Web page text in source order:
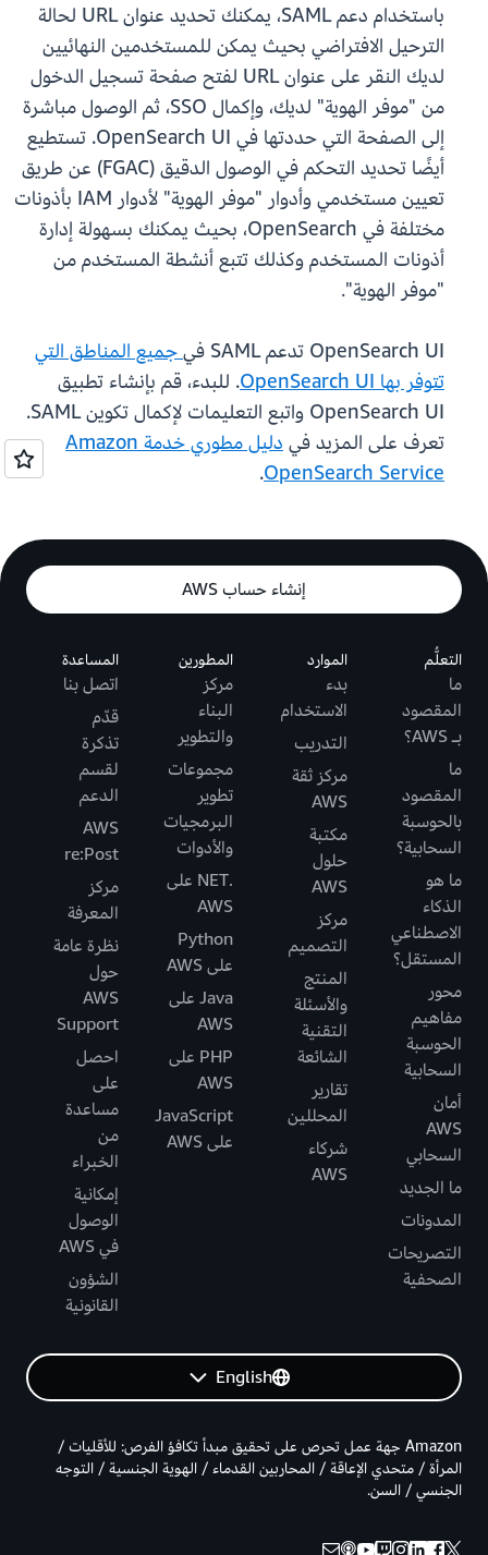
باستخدام دعم SAML، يمكنك تحديد عنوان URL لحالة
الترحيل الافتراضي بحيث يمكن للمستخدمين النهائيين
لديك النقر على عنوان URL لفتح صفحة تسجيل الدخول
من "موفر الهوية" لديك، وإكمال SSO، ثم الوصول مباشرة
إلى الصفحة التي حددتها في OpenSearch UI. تستطيع
أيضًا تحديد التحكم في الوصول الدقيق (FGAC) عن طريق
تعيين مستخدمي وأدوار "موفر الهوية" لأدوار IAM بأذونات
مختلفة في OpenSearch، بحيث يمكنك بسهولة إدارة
أذونات المستخدم وكذلك تتبع أنشطة المستخدم من
"موفر الهوية".
OpenSearch UI تدعم SAML في
جميع المناطق التي
تتوفر بها OpenSearch UI
. للبدء، قم بإنشاء تطبيق
OpenSearch UI واتبع التعليمات لإكمال تكوين SAML.
تعرف على المزيد في
دليل مطوري خدمة Amazon
OpenSearch Service
.
إنشاء حساب AWS
التعلُّم
ما
المقصود
بـ AWS؟
ما
المقصود
بالحوسبة
السحابية؟
ما هو
الذكاء
الاصطناعي
المستقل؟
محور
مفاهيم
الحوسبة
السحابية
أمان
AWS
السحابي
ما الجديد
المدونات
التصريحات
الصحفية
الموارد
بدء
الاستخدام
التدريب
مركز ثقة
AWS
مكتبة
حلول
AWS
مركز
التصميم
المنتج
والأسئلة
التقنية
الشائعة
تقارير
المحللين
شركاء
AWS
المطورين
مركز
البناء
والتطوير
مجموعات
تطوير
البرمجيات
والأدوات
.NET على
AWS
Python
على AWS
Java على
AWS
PHP على
AWS
JavaScript
على AWS
المساعدة
اتصل بنا
قدّم
تذكرة
لقسم
الدعم
AWS
re:Post
مركز
المعرفة
نظرة عامة
حول
AWS
Support
احصل
على
مساعدة
من
الخبراء
إمكانية
الوصول
في AWS
الشؤون
القانونية
English
Amazon جهة عمل تحرص على تحقيق مبدأ تكافؤ الفرص: للأقليات /
المرأة / متحدي الإعاقة / المحاربين القدماء / الهوية الجنسية / التوجه
الجنسي / السن.